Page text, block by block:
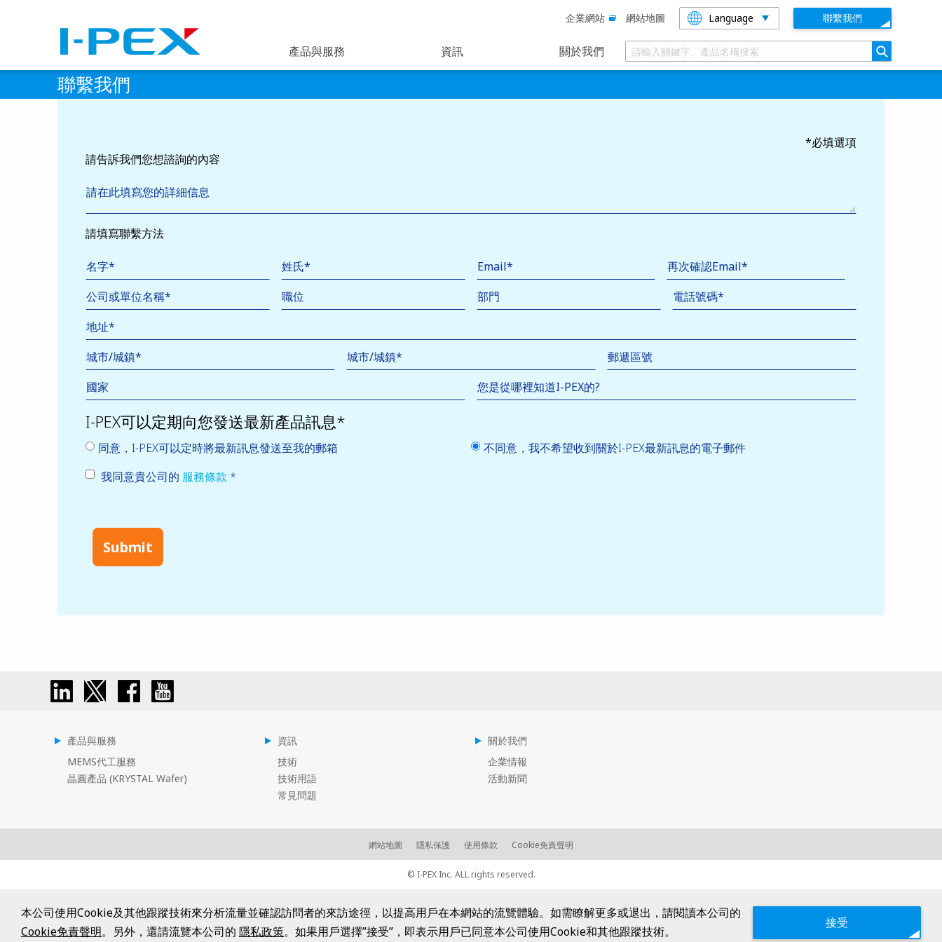
企業網站 網站地圖 Language 聯繫我們
產品與服務 資訊 關於我們
聯繫我們
*必填選項
請告訴我們您想諮詢的內容
Inquiry*
請填寫聯繫方法
名字* 姓氏*
公司或單位名稱
職位 部門 電話號碼*
郵遞區號
國家
您是從哪裡知道I-PEX的?
I-PEX可以定期向您發送最新產品訊息*
同意，I-PEX可以定時將最新訊息發送至我的郵箱
不同意，我不希望收到關於I-PEX最新訊息的電子郵件
我同意貴公司的 服務條款 *
產品與服務
MEMS代工服務
晶圓產品 (KRYSTAL Wafer)
資訊
技術
技術用語
常見問題
關於我們
企業情報
活動新聞
網站地圖 隱私保護 使用條款 Cookie免責聲明
© I-PEX Inc. ALL rights reserved.
本公司使用Cookie及其他跟蹤技術來分析流量並確認訪問者的來訪途徑，以提高用戶在本網站的流覽體驗。如需瞭解更多或退出，請閱讀本公司的
Cookie免責聲明。另外，還請流覽本公司的 隱私政策。如果用戶選擇”接受”，即表示用戶已同意本公司使用Cookie和其他跟蹤技術。
接受